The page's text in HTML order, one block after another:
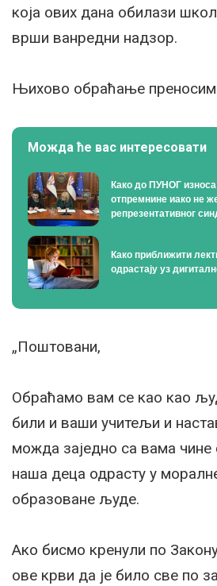
која ових дана обилази
врши ванредни надзор.
Њихово обраћање
Можда ће вас интересовати
Како до ПУНОГ
отпремнине иако не
репрезентативног
Како приближити
одрастају уз
„Поштовани,
Обраћамо вам се као као
били и ваши учитељи и
можда заједно са вама
наша деца одрасту у
образоване људе.
Ако бисмо кренули по
ове крви да је било све по